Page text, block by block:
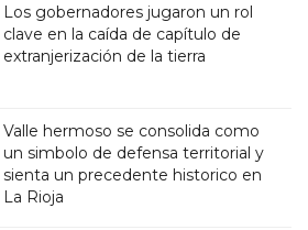
Los gobernadores jugaron un rol
clave en la caída de capítulo de
extranjerización de la tierra
Valle hermoso se consolida como
un simbolo de defensa territorial y
sienta un precedente historico en
La Rioja